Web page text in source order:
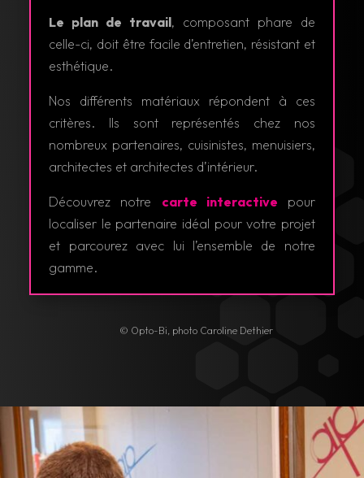
Le plan de travail, composant phare de
celle-ci, doit être facile d’entretien, résistant et
esthétique.
Nos différents matériaux répondent à ces
critères. Ils sont représentés chez nos
nombreux partenaires, cuisinistes, menuisiers,
architectes et architectes d’intérieur.
Découvrez notre carte interactive pour
localiser le partenaire idéal pour votre projet
et parcourez avec lui l’ensemble de notre
gamme.
© Opto-Bi, photo Caroline Dethier